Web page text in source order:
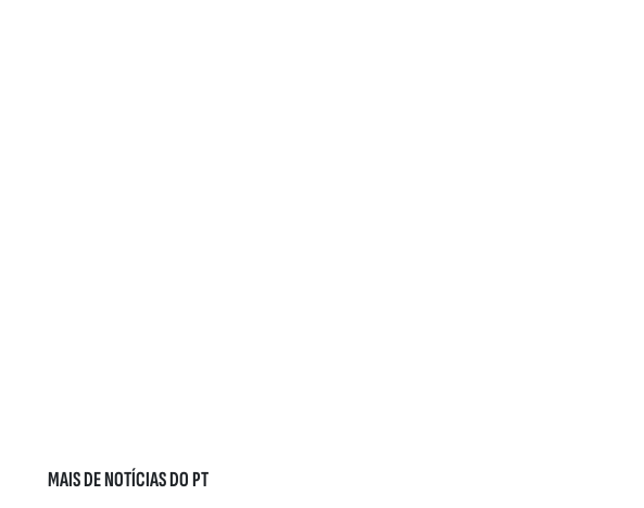
MAIS DE NOTÍCIAS DO PT